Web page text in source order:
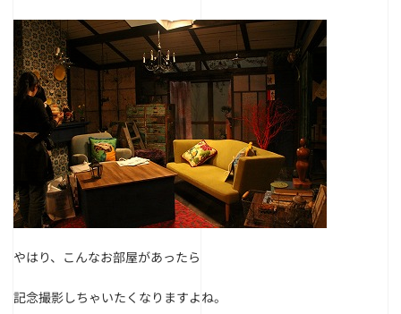
やはり、こんなお部屋があったら
記念撮影しちゃいたくなりますよね。